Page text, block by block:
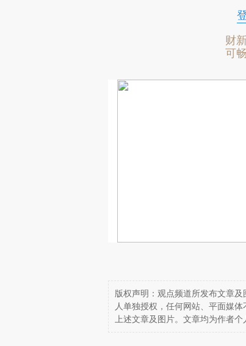
财
可
版权声明：观点频道所发布文章
人单独授权，任何网站、平面媒
上述文章及图片。文章均为作者个